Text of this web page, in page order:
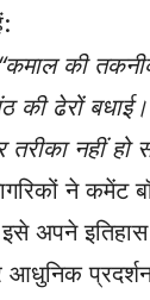
“कमाल की
की ढेरों
नहीं हो
ने कमेंट
अपने